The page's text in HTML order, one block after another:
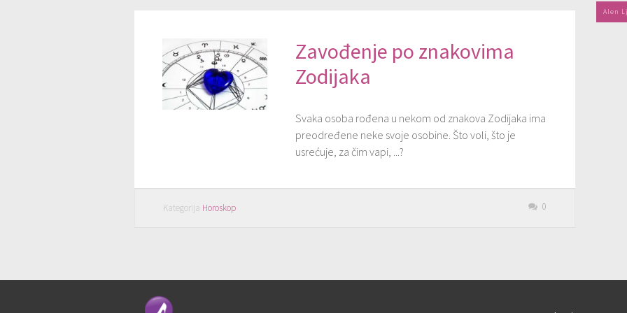
Zavođenje po znakovima
Zodijaka
Svaka osoba rođena u nekom od znakova Zodijaka ima
preodređene neke svoje osobine. Što voli, što je
usrećuje, za čim vapi, ...?
Kategorija Horoskop 0
Alen